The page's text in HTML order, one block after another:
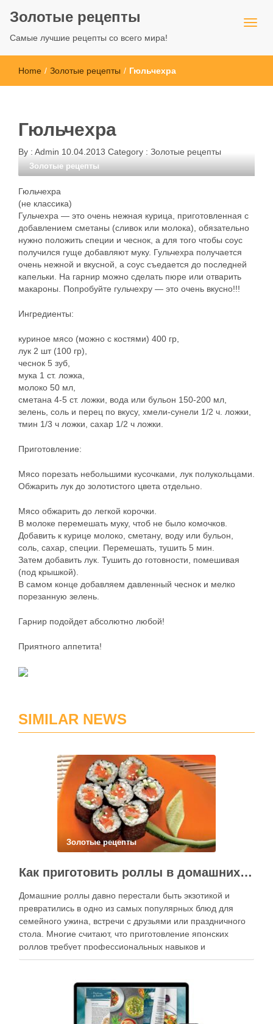
Золотые рецепты
Самые лучшие рецепты со всего мира!
Home / Золотые рецепты / Гюльчехра
Гюльчехра
By : Admin 10.04.2013 Category : Золотые рецепты
Золотые рецепты
Гюльчехра
(не классика)
Гульчехра — это очень нежная курица, приготовленная с
добавлением сметаны (сливок или молока), обязательно
нужно положить специи и чеснок, а для того чтобы соус
получился гуще добавляют муку. Гульчехра получается
очень нежной и вкусной, а соус съедается до последней
капельки. На гарнир можно сделать пюре или отварить
макароны. Попробуйте гульчехру — это очень вкусно!!!
Ингредиенты:
куриное мясо (можно с костями) 400 гр,
лук 2 шт (100 гр),
чеснок 5 зуб,
мука 1 ст. ложка,
молоко 50 мл,
сметана 4-5 ст. ложки, вода или бульон 150-200 мл,
зелень, соль и перец по вкусу, хмели-сунели 1/2 ч. ложки,
тмин 1/3 ч ложки, сахар 1/2 ч ложки.
Приготовление:
Мясо порезать небольшими кусочками, лук полукольцами.
Обжарить лук до золотистого цвета отдельно.
Мясо обжарить до легкой корочки.
В молоке перемешать муку, чтоб не было комочков.
Добавить к курице молоко, сметану, воду или бульон,
соль, сахар, специи. Перемешать, тушить 5 мин.
Затем добавить лук. Тушить до готовности, помешивая
(под крышкой).
В самом конце добавляем давленный чеснок и мелко
порезанную зелень.
Гарнир подойдет абсолютно любой!
Приятного аппетита!
SIMILAR NEWS
Золотые рецепты
Как приготовить роллы в домашних условиях?
Домашние роллы давно перестали быть экзотикой и
превратились в одно из самых популярных блюд для
семейного ужина, встречи с друзьями или праздничного
стола. Многие считают, что приготовление японских
роллов требует профессиональных навыков и
специального оборудования, однако на практике сделать
кухне. Главное — …